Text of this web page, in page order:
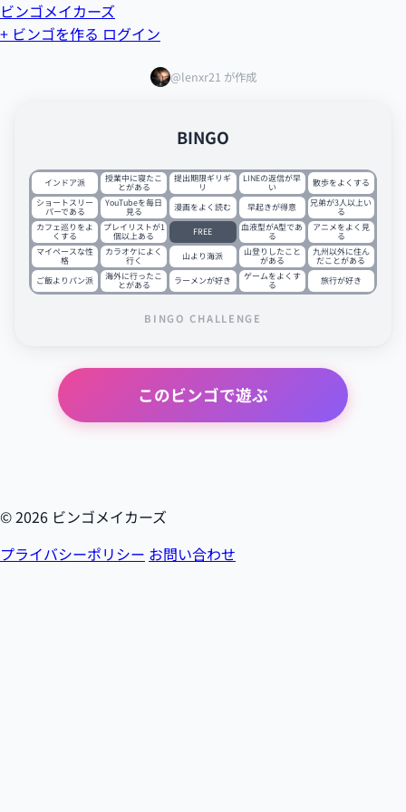
ビンゴメイカーズ
+ ビンゴを作る ログイン
@lenxr21 が作成
BINGO
インドア派 授業中に寝たこ
とがある
提出期限ギリギ
リ
LINEの返信が早
い
散歩をよくする
ショートスリー
パーである
YouTubeを毎日
見る 漫画をよく読む 早起きが得意 兄弟が3人以上い
る
カフェ巡りをよ
くする
プレイリストが1
個以上ある FREE 血液型がA型であ
る
アニメをよく見
る
マイペースな性
格
カラオケによく
行く 山より海派 山登りしたこと
がある
九州以外に住ん
だことがある
ご飯よりパン派
海外に行ったこ
とがある ラーメンが好き ゲームをよくす
る 旅行が好き
BINGO CHALLENGE
このビンゴで遊ぶ
© 2026 ビンゴメイカーズ
プライバシーポリシー お問い合わせ